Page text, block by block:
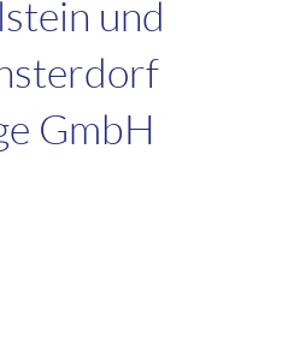
und
GmbH